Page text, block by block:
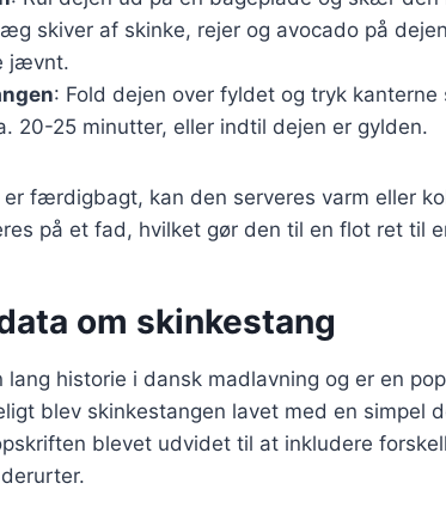
skiver af skinke, rejer og avocado på
jævnt.
: Fold dejen over fyldet og tryk kanterne
20-25 minutter, eller indtil dejen er gylden.
er færdigbagt, kan den serveres varm eller
på et fad, hvilket gør den til en flot ret til
om skinkestang
lang historie i dansk madlavning og er en
blev skinkestangen lavet med en simpel
blevet udvidet til at inkludere